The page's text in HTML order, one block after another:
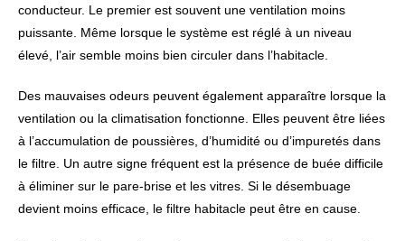
conducteur. Le premier est souvent une ventilation moins
puissante. Même lorsque le système est réglé à un niveau
élevé, l’air semble moins bien circuler dans l’habitacle.
Des mauvaises odeurs peuvent également apparaître lorsque la
ventilation ou la climatisation fonctionne. Elles peuvent être liées
à l’accumulation de poussières, d’humidité ou d’impuretés dans
le filtre. Un autre signe fréquent est la présence de buée difficile
à éliminer sur le pare-brise et les vitres. Si le désembuage
devient moins efficace, le filtre habitacle peut être en cause.